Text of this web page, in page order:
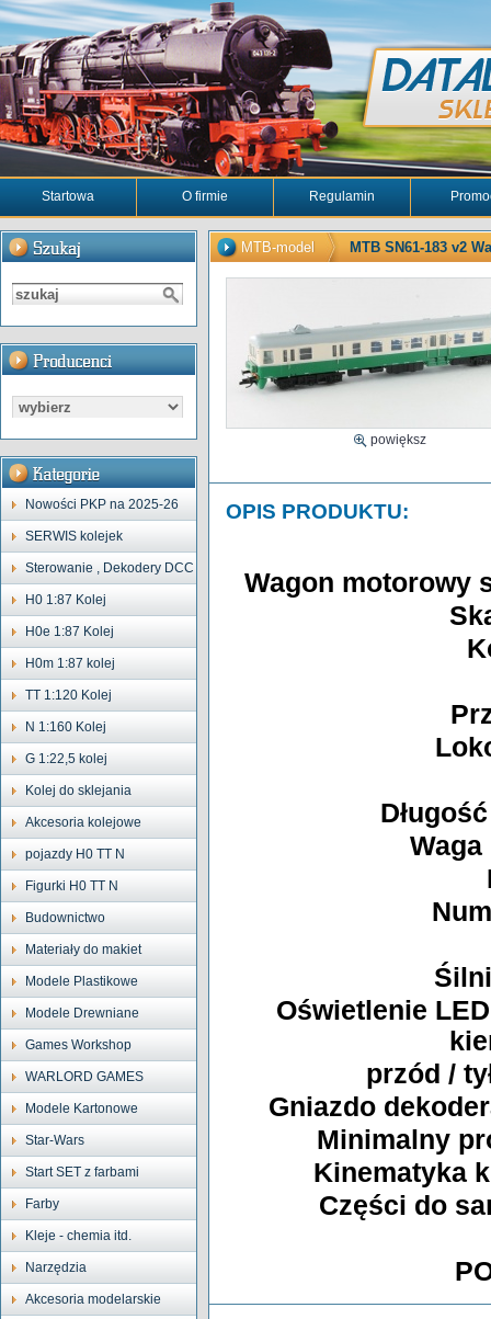
Startowa O firmie Regulamin
Nowości PKP na 2025-26
SERWIS kolejek
Sterowanie , Dekodery DCC
H0 1:87 Kolej
H0e 1:87 Kolej
H0m 1:87 kolej
TT 1:120 Kolej
N 1:160 Kolej
G 1:22,5 kolej
Kolej do sklejania
Akcesoria kolejowe
pojazdy H0 TT N
Figurki H0 TT N
Budownictwo
Materiały do makiet
Modele Plastikowe
Modele Drewniane
Games Workshop
WARLORD GAMES
Modele Kartonowe
Star-Wars
Start SET z farbami
Farby
Kleje - chemia itd.
Narzędzia
Akcesoria modelarskie
MTB-model MTB SN61-183 v2
powiększ
OPIS PRODUKTU:
Wagon motorowy
Waga
Oświetlenie
przód /
Gniazdo
Minimalny
Kinematyka
Części do